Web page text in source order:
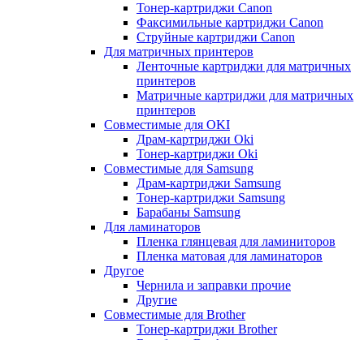
Тонер-картриджи Canon
Факсимильные картриджи Canon
Струйные картриджи Canon
Для матричных принтеров
Ленточные картриджи для матричных
принтеров
Матричные картриджи для матричных
принтеров
Совместимые для OKI
Драм-картриджи Oki
Тонер-картриджи Oki
Совместимые для Samsung
Драм-картриджи Samsung
Тонер-картриджи Samsung
Барабаны Samsung
Для ламинаторов
Пленка глянцевая для ламиниторов
Пленка матовая для ламинаторов
Другое
Чернила и заправки прочие
Другие
Совместимые для Brother
Тонер-картриджи Brother